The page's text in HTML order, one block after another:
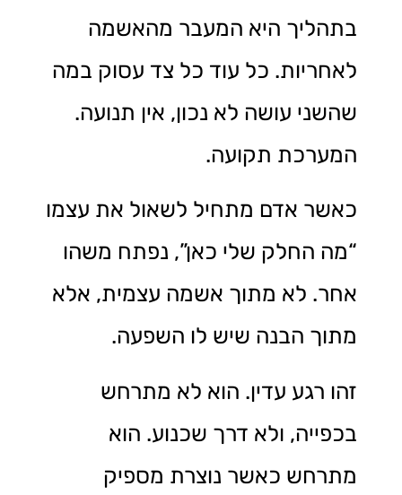
בתהליך היא המעבר מהאשמה
לאחריות. כל עוד כל צד עסוק במה
שהשני עושה לא נכון, אין תנועה.
המערכת תקועה.
כאשר אדם מתחיל לשאול את עצמו
“מה החלק שלי כאן”, נפתח משהו
אחר. לא מתוך אשמה עצמית, אלא
מתוך הבנה שיש לו השפעה.
זהו רגע עדין. הוא לא מתרחש
בכפייה, ולא דרך שכנוע. הוא
מתרחש כאשר נוצרת מספיק